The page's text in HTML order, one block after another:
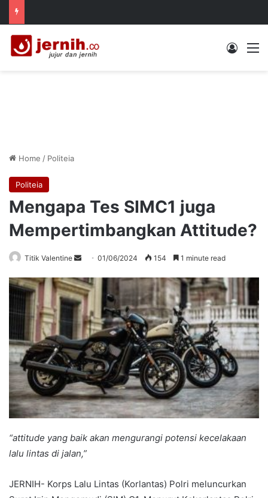
Log In
Home / Politeia
Politeia
Mengapa Tes SIMC1 juga
Mempertimbangkan Attitude?
Titik Valentine
Send
email
01/06/2024 154 1 minute read
“attitude yang baik akan mengurangi potensi kecelakaan
lalu lintas di jalan,”
JERNIH- Korps Lalu Lintas (Korlantas) Polri meluncurkan